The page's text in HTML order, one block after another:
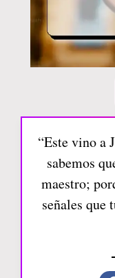
“Este vino a
sabemos
maestro;
señales que